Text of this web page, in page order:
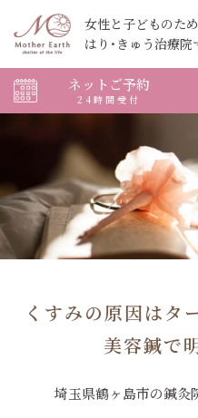
女性と子どものた
はり･きゅう治療院
ネットご予約
24時間受付
くすみの原因はタ
美容鍼で
埼玉県鶴ヶ島市の鍼灸